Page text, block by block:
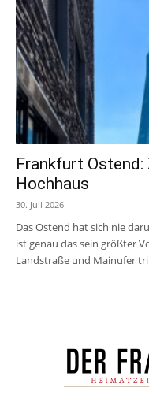
Frankfurt Ostend:
Hochhaus
30. Juli 2026
Das Ostend hat sich nie
ist genau das sein größter
Landstraße und Mainufer